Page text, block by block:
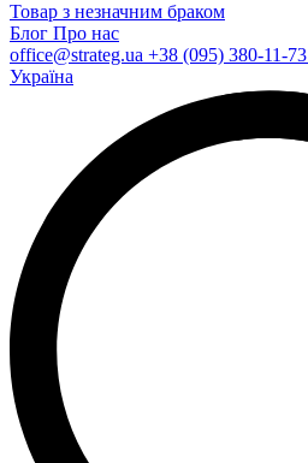
Товар з незначним браком
Блог Про нас
office@strateg.ua +38 (095) 380-11-73
Україна